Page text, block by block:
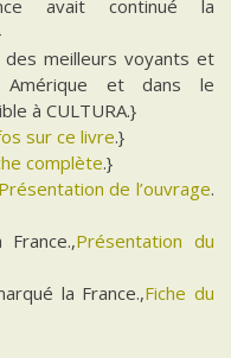
avait continué la
meilleurs voyants et
Amérique et dans le
à CULTURA.}
sur ce livre.}
complète.}
Présentation de l’ouvrage.
Présentation du
la France.,Fiche du